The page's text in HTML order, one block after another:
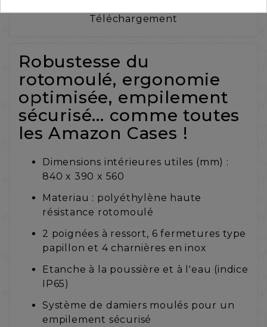
Téléchargement
Robustesse du
rotomoulé, ergonomie
optimisée, empilement
sécurisé... comme toutes
les Amazon Cases !
Dimensions intérieures utiles (mm) :
840 x 390 x 560
Materiau : polyéthylène haute
résistance rotomoulé
2 poignées à ressort, 6 fermetures type
papillon et 4 charnières en inox
Etanche à la poussière et à l'eau (indice
IP65)
Système de damiers moulés pour un
empilement sécurisé